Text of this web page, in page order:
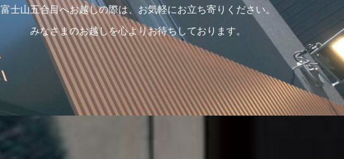
富士山五合目へお越しの際は、お気軽にお立ち寄りください。
みなさまのお越しを心よりお待ちしております。